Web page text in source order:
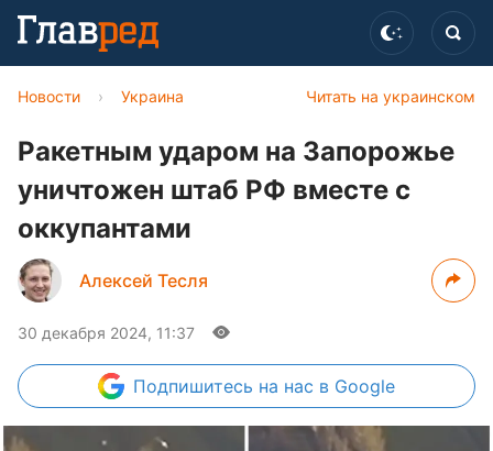
Читать на украинском
Новости › Украина
Ракетным ударом на Запорожье
уничтожен штаб РФ вместе с
оккупантами
Алексей Тесля
30 декабря 2024, 11:37
Подпишитесь на нас в Google